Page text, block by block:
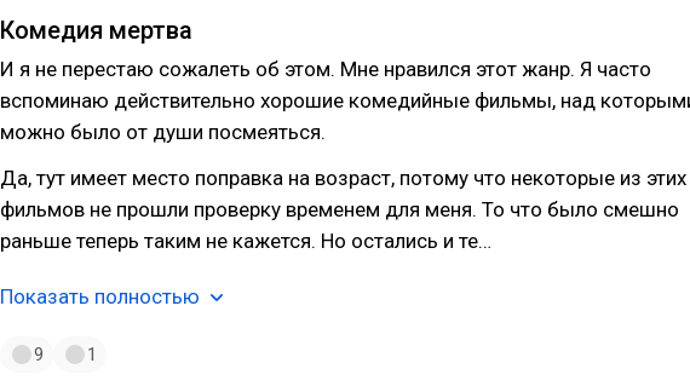
Комедия мертва
И я не перестаю сожалеть об этом. Мне нравился этот жанр. Я часто
вспоминаю действительно хорошие комедийные фильмы, над
можно было от души посмеяться.
Да, тут имеет место поправка на возраст, потому что некоторые из этих
фильмов не прошли проверку временем для меня. То что было смешно
раньше теперь таким не кажется. Но остались и те…
Показать полностью
9 1